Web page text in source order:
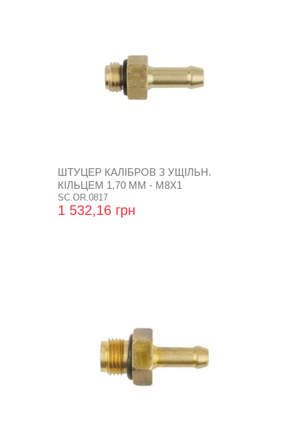
ШТУЦЕР КАЛІБРОВ З УЩІЛЬН.
КІЛЬЦЕМ 1,70 ММ - М8Х1
SC.OR.0817
1 532,16 грн